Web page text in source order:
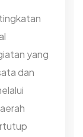
yang
dan